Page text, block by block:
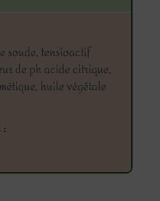
soude, tensioactif
de ph acide citrique,
huile végétale